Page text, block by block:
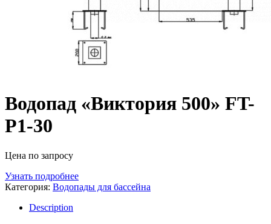
Водопад «Виктория 500» FT-
Р1-30
Цена по запросу
Узнать подробнее
Категория: Водопады для бассейна
Description